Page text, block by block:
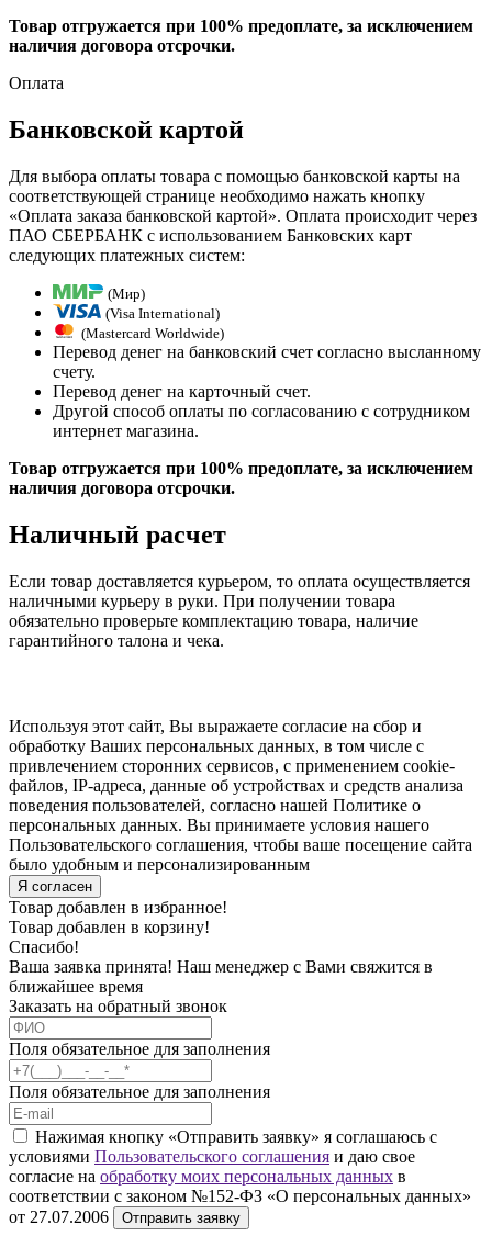
Товар отгружается при 100% предоплате, за исключением
наличия договора отсрочки.
Оплата
Банковской картой
Для выбора оплаты товара с помощью банковской карты на
соответствующей странице необходимо нажать кнопку
«Оплата заказа банковской картой». Оплата происходит через
ПАО СБЕРБАНК с использованием Банковских карт
следующих платежных систем:
(Мир)
(Visa International)
(Mastercard Worldwide)
Перевод денег на банковский счет согласно высланному
счету.
Перевод денег на карточный счет.
Другой способ оплаты по согласованию с сотрудником
интернет магазина.
Товар отгружается при 100% предоплате, за исключением
наличия договора отсрочки.
Наличный расчет
Если товар доставляется курьером, то оплата осуществляется
наличными курьеру в руки. При получении товара
обязательно проверьте комплектацию товара, наличие
гарантийного талона и чека.
Используя этот сайт, Вы выражаете согласие на сбор и
обработку Ваших персональных данных, в том числе с
привлечением сторонних сервисов, с применением cookie-
файлов, IP-адреса, данные об устройствах и средств анализа
поведения пользователей, согласно нашей Политике о
персональных данных. Вы принимаете условия нашего
Пользовательского соглашения, чтобы ваше посещение сайта
было удобным и персонализированным
Я согласен
Товар добавлен в избранное!
Товар добавлен в корзину!
Спасибо!
Ваша заявка принята! Наш менеджер с Вами свяжится в
ближайшее время
Заказать на обратный звонок
Поля обязательное для заполнения
Поля обязательное для заполнения
Нажимая кнопку «Отправить заявку» я соглашаюсь с
условиями Пользовательского соглашения и даю свое
согласие на обработку моих персональных данных в
соответствии с законом №152-ФЗ «О персональных данных»
от 27.07.2006
Отправить заявку